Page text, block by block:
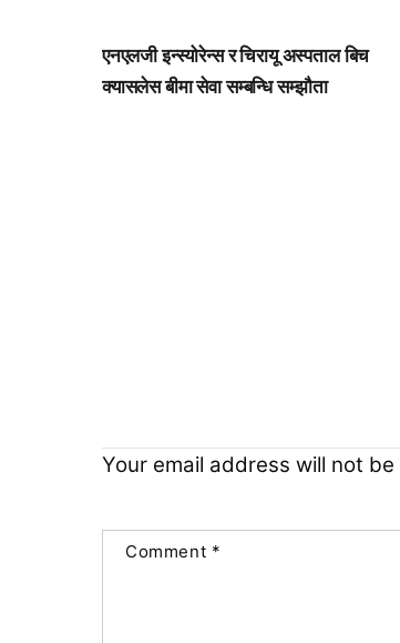
एनएलजी इन्स्योरेन्स र चिरायू अस्पताल बिच
क्यासलेस बीमा सेवा सम्बन्धि सम्झौता
Your email address will not
Comment *